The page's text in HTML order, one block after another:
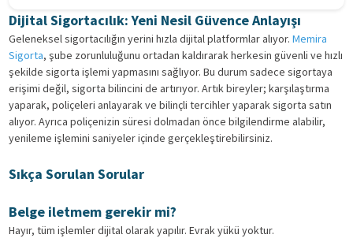
Dijital Sigortacılık: Yeni Nesil Güvence Anlayışı
Geleneksel sigortacılığın yerini hızla dijital platformlar alıyor. Memira
Sigorta, şube zorunluluğunu ortadan kaldırarak herkesin güvenli ve hızlı
şekilde sigorta işlemi yapmasını sağlıyor. Bu durum sadece sigortaya
erişimi değil, sigorta bilincini de artırıyor. Artık bireyler; karşılaştırma
yaparak, poliçeleri anlayarak ve bilinçli tercihler yaparak sigorta satın
alıyor. Ayrıca poliçenizin süresi dolmadan önce bilgilendirme alabilir,
yenileme işlemini saniyeler içinde gerçekleştirebilirsiniz.
Sıkça Sorulan Sorular
Belge iletmem gerekir mi?
Hayır, tüm işlemler dijital olarak yapılır. Evrak yükü yoktur.